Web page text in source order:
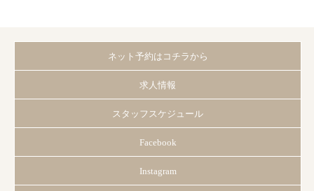
ネット予約はコチラから
求人情報
スタッフスケジュール
Facebook
Instagram